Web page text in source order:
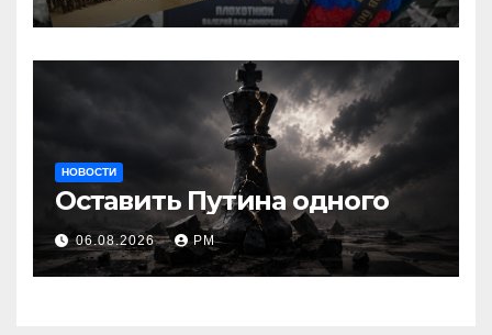
НОВОСТИ
Оставить Путина одного
06.08.2026 РМ